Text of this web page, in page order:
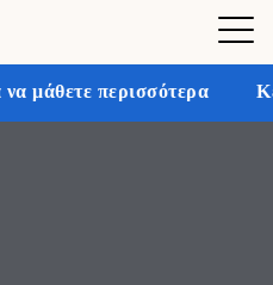
Κερδίστε έως και 30%